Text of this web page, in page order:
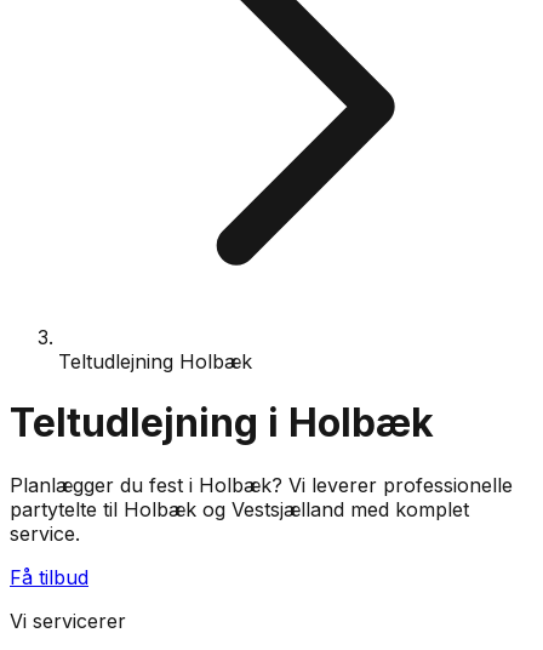
Teltudlejning Holbæk
Teltudlejning i Holbæk
Planlægger du fest i Holbæk? Vi leverer professionelle
partytelte til Holbæk og Vestsjælland med komplet
service.
Få tilbud
Vi servicerer